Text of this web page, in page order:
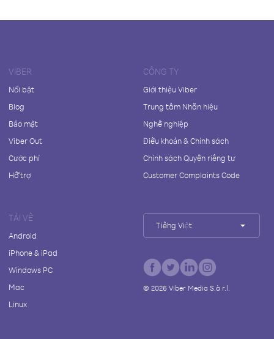
VIBER
Nổi bật
Blog
Bảo mật
Viber Out
Cước phí
Hỗ trợ
CÔNG TY
Giới thiệu Viber
Trung tâm Nhãn hiệu
Nghề nghiệp
Điều khoản & Chính sách
Chính sách Quyền riêng tư
Customer Complaints Code
TẢI VỀ
Android
iPhone & iPad
Windows PC
Mac
Linux
Tiếng Việt
© 2026Viber Media S.à r.l.